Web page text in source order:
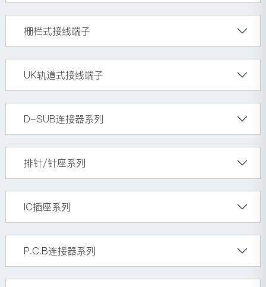
栅栏式接线端子
UK轨道式接线端子
D-SUB连接器系列
排针/针座系列
IC插座系列
P.C.B连接器系列